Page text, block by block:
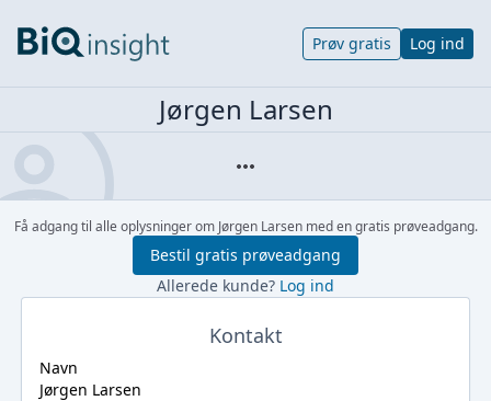
Prøv gratis Log ind
Jørgen Larsen
Få adgang til alle oplysninger om Jørgen Larsen med en gratis prøveadgang.
Bestil gratis prøveadgang
Allerede kunde? Log ind
Kontakt
Navn
Jørgen Larsen